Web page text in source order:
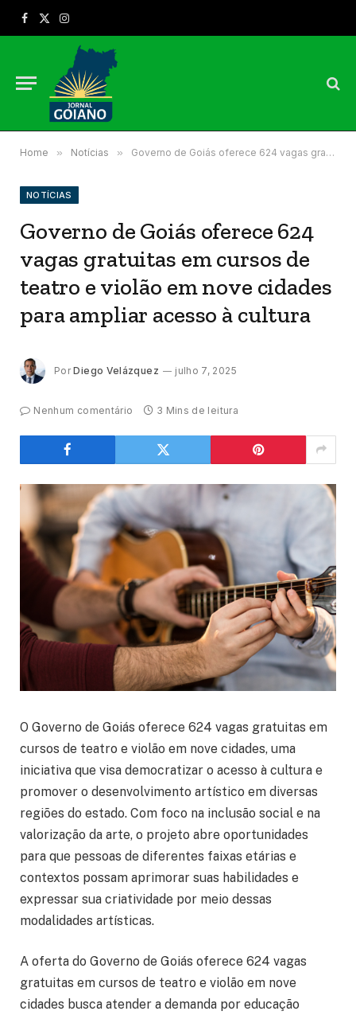
Facebook
X
Instagram
Home » Notícias » Governo de Goiás oferece 624 vagas gratuitas em cursos de teatro e violão em nove cidades para ampliar acesso à cultura
NOTÍCIAS
Governo de Goiás oferece 624
vagas gratuitas em cursos de
teatro e violão em nove cidades
para ampliar acesso à cultura
Por Diego Velázquez julho 7, 2025
Nenhum comentário 3 Mins de leitura
O Governo de Goiás oferece 624 vagas gratuitas em
cursos de teatro e violão em nove cidades, uma
iniciativa que visa democratizar o acesso à cultura e
promover o desenvolvimento artístico em diversas
regiões do estado. Com foco na inclusão social e na
valorização da arte, o projeto abre oportunidades
para que pessoas de diferentes faixas etárias e
contextos possam aprimorar suas habilidades e
expressar sua criatividade por meio dessas
modalidades artísticas.
A oferta do Governo de Goiás oferece 624 vagas
gratuitas em cursos de teatro e violão em nove
cidades busca atender a demanda por educação